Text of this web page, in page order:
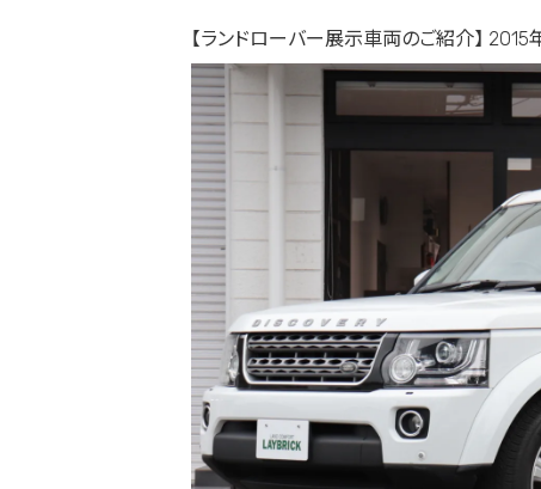
【ランドローバー展示車両のご紹介】 2015